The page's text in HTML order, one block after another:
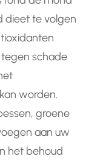
dieet te volgen
schade
worden.
groene
aan uw
het behoud